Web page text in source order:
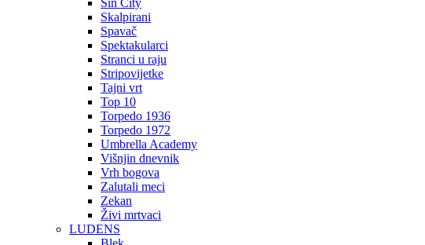
Sin City
Skalpirani
Spavač
Spektakularci
Stranci u raju
Stripovijetke
Tajni vrt
Top 10
Torpedo 1936
Torpedo 1972
Umbrella Academy
Višnjin dnevnik
Vrh bogova
Zalutali meci
Zekan
Živi mrtvaci
LUDENS